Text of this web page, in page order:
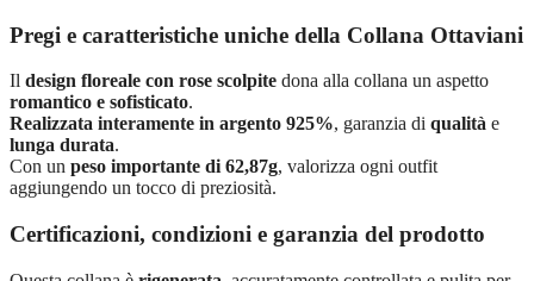
Pregi e caratteristiche uniche della Collana Ottaviani
Il design floreale con rose scolpite dona alla collana un aspetto
romantico e sofisticato.
Realizzata interamente in argento 925%, garanzia di qualità e
lunga durata.
Con un peso importante di 62,87g, valorizza ogni outfit
aggiungendo un tocco di preziosità.
Certificazioni, condizioni e garanzia del prodotto